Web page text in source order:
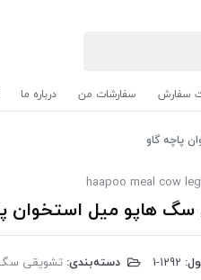
سفارش سفارشات من درباره ما
پاچه گاو
haapoo meal cow
هاپو میل استخوان
دسته‌بندی: تشویقی